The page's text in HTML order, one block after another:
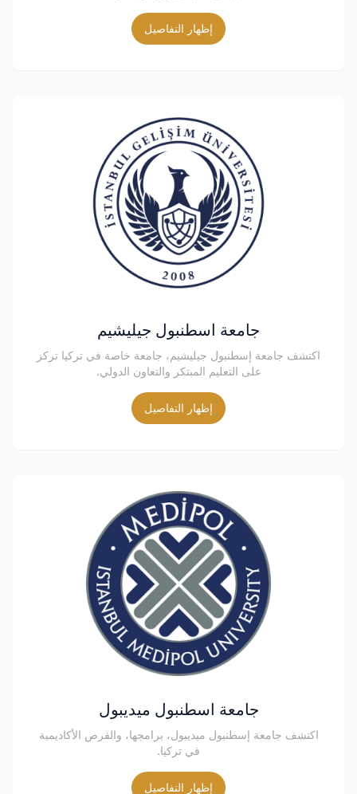
إظهار التفاصيل
جامعة اسطنبول جيليشيم
اكتشف جامعة إسطنبول جيليشيم، جامعة خاصة في تركيا تركز
على التعليم المبتكر والتعاون الدولي.
إظهار التفاصيل
جامعة اسطنبول ميديبول
اكتشف جامعة إسطنبول ميديبول، برامجها، والفرص الأكاديمية
في تركيا.
إظهار التفاصيل